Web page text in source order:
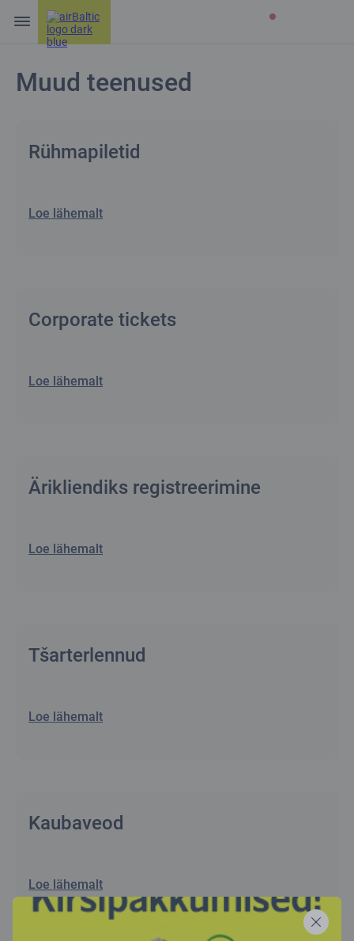
Muud teenused
Rühmapiletid
Loe lähemalt
Corporate tickets
Loe lähemalt
Ärikliendiks registreerimine
Loe lähemalt
Tšarterlennud
Loe lähemalt
Kaubaveod
Loe lähemalt